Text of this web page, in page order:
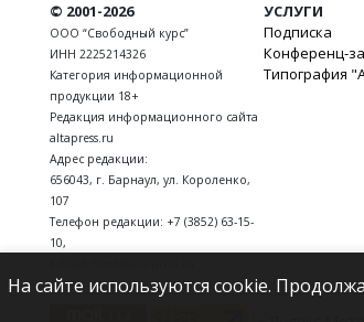
© 2001-2026
ООО “Свободный курс”
ИНН 2225214326
Категория информационной
продукции 18+
Редакция информационного сайта
altapress.ru
Адрес редакции:
656043, г. Барнаул, ул. Короленко,
107
Телефон редакции: +7 (3852) 63-15-
10,
УСЛУГИ
Подписка
Конференц-
Типография
На сайте используются cookie.